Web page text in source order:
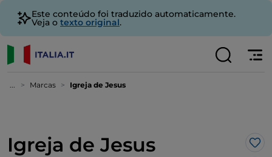
Este conteúdo foi traduzido automaticamente.
Veja o texto original.
... Marcas Igreja de Jesus
Igreja de Jesus